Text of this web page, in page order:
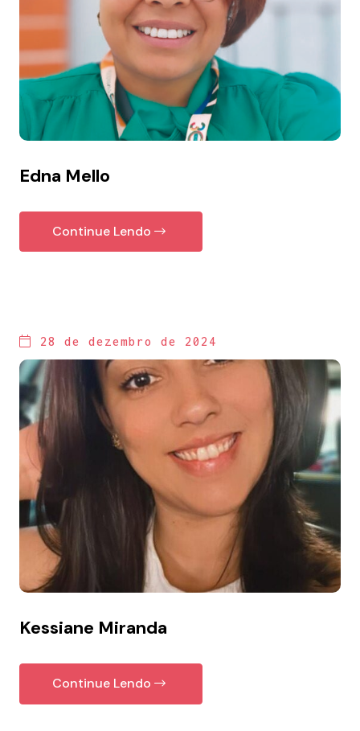
Edna Mello
Continue Lendo
28 de dezembro de 2024
Kessiane Miranda
Continue Lendo